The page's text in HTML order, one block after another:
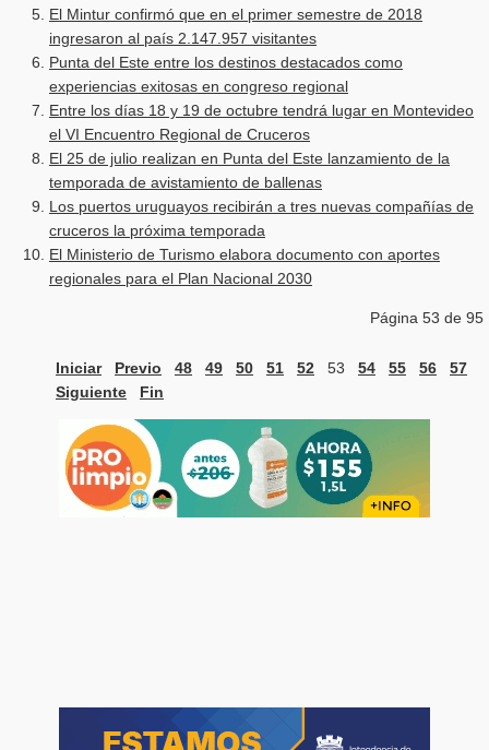
El Mintur confirmó que en el primer semestre de 2018
ingresaron al país 2.147.957 visitantes
Punta del Este entre los destinos destacados como
experiencias exitosas en congreso regional
Entre los días 18 y 19 de octubre tendrá lugar en Montevideo
el VI Encuentro Regional de Cruceros
El 25 de julio realizan en Punta del Este lanzamiento de la
temporada de avistamiento de ballenas
Los puertos uruguayos recibirán a tres nuevas compañías de
cruceros la próxima temporada
El Ministerio de Turismo elabora documento con aportes
regionales para el Plan Nacional 2030
Página 53 de 95
Iniciar Previo 48 49 50 51 52 53 54 55 56
57
Siguiente
Fin